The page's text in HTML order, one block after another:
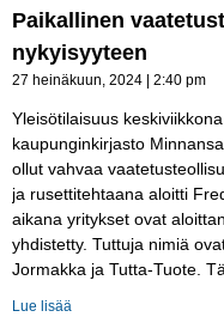
Paikallinen
nykyisyyteen
27 heinäkuun, 2024 2:40 pm
Yleisötilaisuus
kaupunginkirjasto
ollut vahvaa
ja rusettitehtaana aloitti
aikana yritykset ovat
yhdistetty. Tuttuja nimiä
Jormakka ja Tutta-Tuote.
Lue lisää